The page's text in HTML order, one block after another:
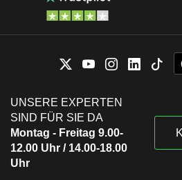
UNSERE EXPERTEN
SIND FÜR SIE DA
Montag - Freitag 9.00-
12.00 Uhr / 14.00-18.00
Uhr